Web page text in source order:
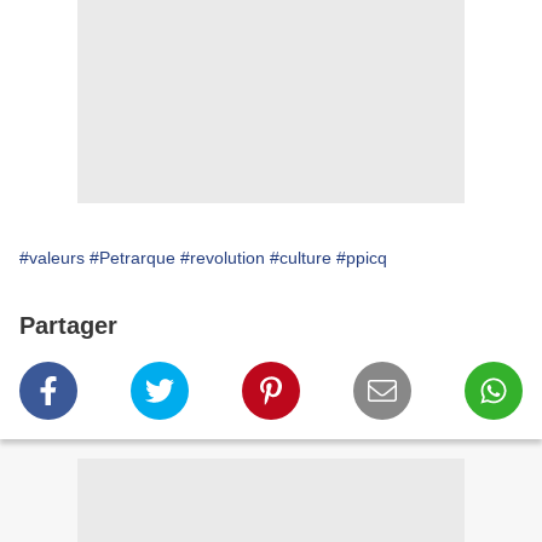
#valeurs #Petrarque #revolution #culture #ppicq
Partager